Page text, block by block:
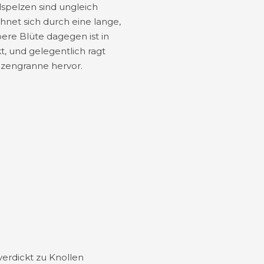
sind ungleich
sich durch eine lange,
Blüte dagegen ist in
und gelegentlich ragt
hervor.
zu Knollen